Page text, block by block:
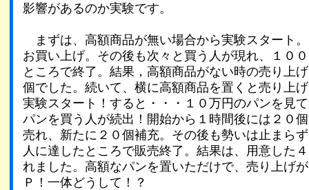
影響があるのか実験です。
まずは、高額商品が無い場合から実験スタート
お買い上げ。その後も次々と買う人が現れ、１０
ところで終了。結果，高額商品がない時の売り上
個でした。続いて、横に高額商品を置くと売り上
実験スタート！すると・・・１０万円のパンを見
パンを買う人が続出！開始から１時間後には２０
売れ、新たに２０個補充。その後も勢いは止まら
人に達したところで販売終了。結果は、用意した
れました。高額なパンを置いただけで、売り上げ
Ｐ！一体どうして！？